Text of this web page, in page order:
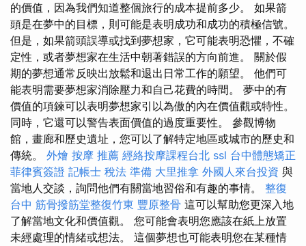
的價值，因為我們知道整個旅行的成本提前多少。 如果箭
頭是在夢中的目標，則可能是表明成功和成功的積極信號。
但是，如果箭頭誤導或找到夢想家，它可能表明恐懼，不確
定性，或者夢想家在生活中朝著錯誤的方向前進。 關於假
期的夢想通常反映出放鬆和退出日常工作的願望。 他們可
能表明需要夢想家消除壓力和自己花費的時間。 夢中的有
價值的項鍊可以表明夢想家引以為傲的內在價值觀或特性。
同時，它還可以警告表面價值的過度重要性。 參觀博物
館，畫廊和歷史遺址，您可以了解特定地區或城市的歷史和
傳統。 外燴 按摩 推薦 經絡按摩課程台北 ssl 台中體態矯正
菲律賓簽證 記帳士 稅法 準備 大里推拿 外國人來台投資 與
當地人交談，詢問他們有關當地習俗和有趣的事情。 整復
台中 筋骨撥筋堂整復竹東 豐原整骨 這可以幫助您更深入地
了解當地文化和價值觀。 您可能會表明您應該在紙上放置
未經處理的情緒或想法。 這個夢想也可能表明您在某種情